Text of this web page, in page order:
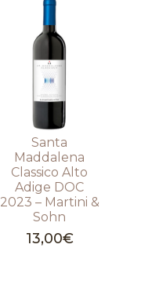
Santa
Maddalena
Classico Alto
Adige DOC
2023 – Martini &
Sohn
13,00€